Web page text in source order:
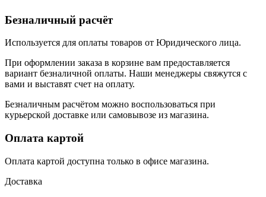
Безналичный расчёт
Используется для оплаты товаров от Юридического лица.
При оформлении заказа в корзине вам предоставляется
вариант безналичной оплаты. Наши менеджеры свяжутся с
вами и выставят счет на оплату.
Безналичным расчётом можно воспользоваться при
курьерской доставке или самовывозе из магазина.
Оплата картой
Оплата картой доступна только в офисе магазина.
Доставка